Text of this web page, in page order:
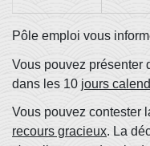
Pôle emploi vous
Vous pouvez présenter
dans les 10 jours
Vous pouvez contester
recours gracieux. La